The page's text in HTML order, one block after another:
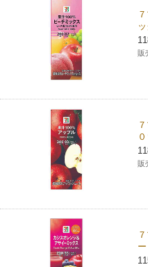
プリペイドサービス
スポーツ振興くじ
学び・教育
スマホプリペイド
レジでApple Accountにチャー
コインランドリー（店舗限定
宅配ロッカー（店舗限定）
自転車シェアリング（店舗限
モバイルバッテリーシェアリ
売上高、店舗数推移
セブン‐イレブンの海外事業
セブン‐イレブンの「商品力」
セブン-イレブンの横顔
セブン-イレブンの歴史
サステナビリティニュース
サステナビリティレポート
English (Services)
中文[繁體字](服務)
简体中文(服务)
한국어(서비스)
販
販